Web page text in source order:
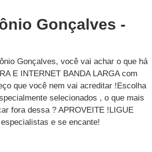
Gonçalves -
Gonçalves, você vai achar o que há
E INTERNET BANDA LARGA com
que você nem vai acreditar !Escolha
selecionados , o que mais
fora dessa ? APROVEITE !LIGUE
e se encante!